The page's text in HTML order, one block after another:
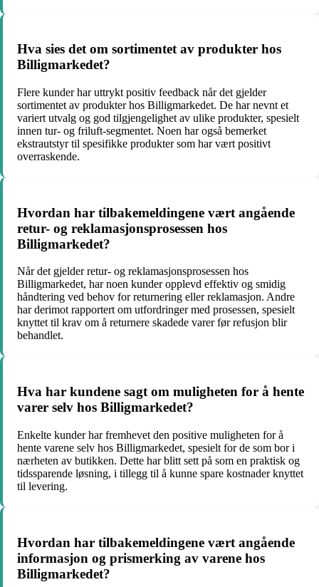
Hva sies det om sortimentet av produkter hos
Billigmarkedet?
Flere kunder har uttrykt positiv feedback når det gjelder
sortimentet av produkter hos Billigmarkedet. De har nevnt et
variert utvalg og god tilgjengelighet av ulike produkter, spesielt
innen tur- og friluft-segmentet. Noen har også bemerket
ekstrautstyr til spesifikke produkter som har vært positivt
overraskende.
Hvordan har tilbakemeldingene vært angående
retur- og reklamasjonsprosessen hos
Billigmarkedet?
Når det gjelder retur- og reklamasjonsprosessen hos
Billigmarkedet, har noen kunder opplevd effektiv og smidig
håndtering ved behov for returnering eller reklamasjon. Andre
har derimot rapportert om utfordringer med prosessen, spesielt
knyttet til krav om å returnere skadede varer før refusjon blir
behandlet.
Hva har kundene sagt om muligheten for å hente
varer selv hos Billigmarkedet?
Enkelte kunder har fremhevet den positive muligheten for å
hente varene selv hos Billigmarkedet, spesielt for de som bor i
nærheten av butikken. Dette har blitt sett på som en praktisk og
tidssparende løsning, i tillegg til å kunne spare kostnader knyttet
til levering.
Hvordan har tilbakemeldingene vært angående
informasjon og prismerking av varene hos
Billigmarkedet?